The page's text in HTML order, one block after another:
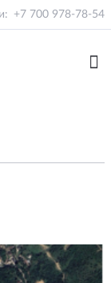
+7 700 978-78-54